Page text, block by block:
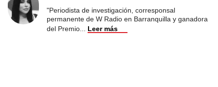
"Periodista de investigación, corresponsal
permanente de W Radio en Barranquilla y ganadora
del Premio
Leer más